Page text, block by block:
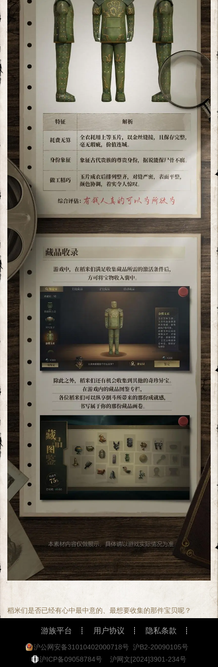
稻米们是否已经有心中最中意的、最想要收集的那件宝贝呢？
游族平台 用户协议 隐私条款
沪公网安备31010402000718号 沪B2-20090105号
沪ICP备09058784号
沪网文[2024]3901-234号